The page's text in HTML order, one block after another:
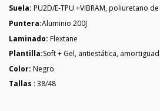
Suela: PU2D/E-TPU +VIBRAM, poliuretano
Puntera:Aluminio 200J
Laminado: Flextane
Plantilla:Soft + Gel, antiestática,
Color: Negro
Tallas : 38/48